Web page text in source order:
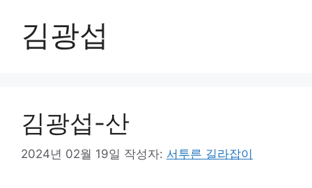
김광섭
김광섭-산
2024년 02월 19일 작성자: 서투른 길라잡이